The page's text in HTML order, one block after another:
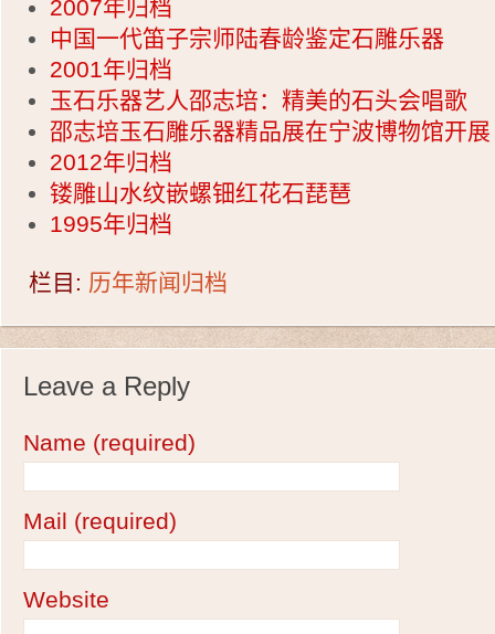
2007年归档
中国一代笛子宗师陆春龄鉴定石雕乐器
2001年归档
玉石乐器艺人邵志培：精美的石头会唱歌
邵志培玉石雕乐器精品展在宁波博物馆开展
2012年归档
镂雕山水纹嵌螺钿红花石琵琶
1995年归档
栏目: 历年新闻归档
Leave a Reply
Name (required)
Mail (required)
Website